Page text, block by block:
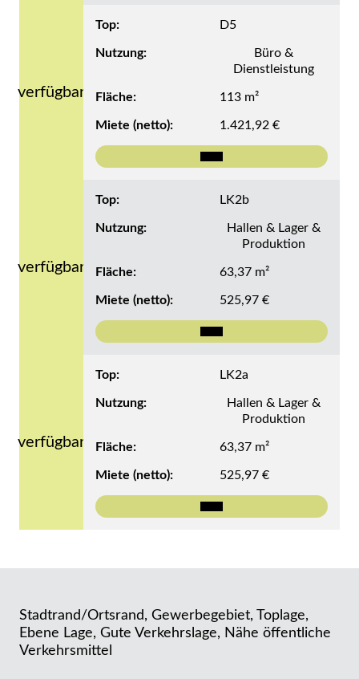
verfügbar
Top: D5
Nutzung:
Büro &
Dienstleistung
Fläche: 113 m²
Miete (netto): 1.421,92 €
Mehr zu Top D5
verfügbar
Top: LK2b
Nutzung:
Hallen & Lager &
Produktion
Fläche: 63,37 m²
Miete (netto): 525,97 €
Mehr zu Top LK2b
verfügbar
Top: LK2a
Nutzung:
Hallen & Lager &
Produktion
Fläche: 63,37 m²
Miete (netto): 525,97 €
Mehr zu Top LK2a
Stadtrand/Ortsrand, Gewerbegebiet, Toplage,
Ebene Lage, Gute Verkehrslage, Nähe öffentliche
Verkehrsmittel